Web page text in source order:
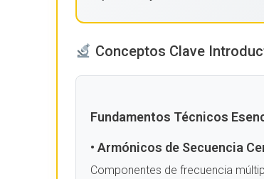
Conceptos Clave
Fundamentos Técnicos
• Armónicos de Secuencia
Componentes de frecuencia